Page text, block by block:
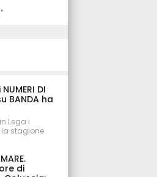
DI
BANDA ha
Lega i
stagione
di